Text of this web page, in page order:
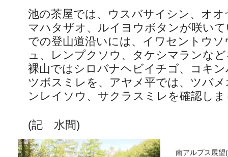
池の茶屋では、ウスバサイシン、オ
マハタザオ、ルイヨウボタンが咲い
での登山道沿いには、イワセントウ
ュ、レンプクソウ、タケシマランな
裸山ではシロバナヘビイチゴ、コキ
ツボスミレを、アヤメ平では、ツバ
ンレイソウ、サクラスミレを確認し
(記 水間)
南アルプス展望